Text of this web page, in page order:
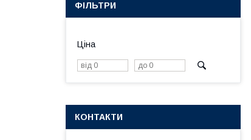
ФІЛЬТРИ
Ціна
КОНТАКТИ